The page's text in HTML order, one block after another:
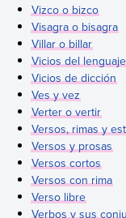
Vizco o bizco
Visagra o bisagra
Villar o billar
Vicios del lenguaje
Vicios de dicción
Ves y vez
Verter o vertir
Versos, rimas y
Versos y prosas
Versos cortos
Versos con rima
Verso libre
Verbos y sus